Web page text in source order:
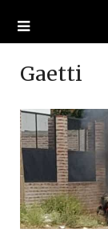
Gaetti